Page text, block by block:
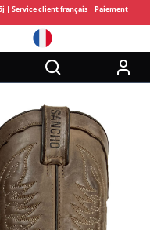
| Service client français | Paiement